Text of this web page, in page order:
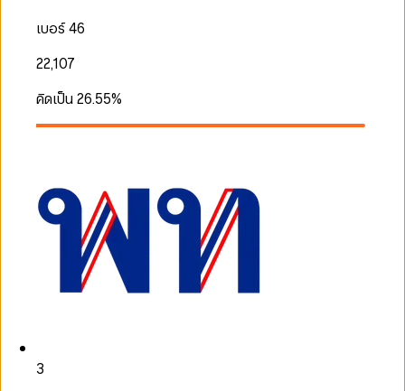
เบอร์ 46
22,107
คิดเป็น26.55%
3